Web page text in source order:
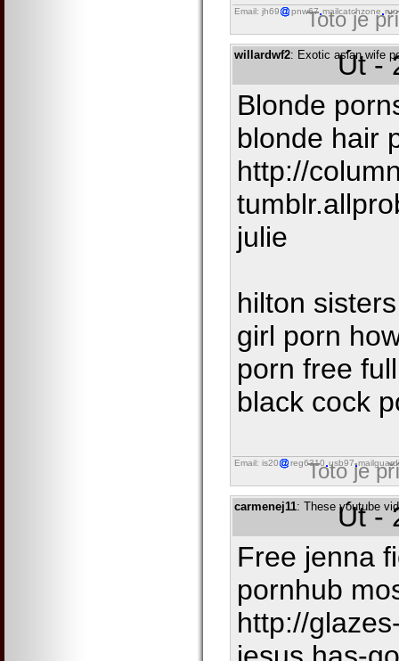
Email: jh69 pnw67 mailcatchzone run
Toto je
willardwf2: Exotic asian wife
Út -
Blonde
blonde hair
http://
julie
hilton
girl porn
porn free
black cock
Email: is20 reg6310 usb97
Toto je
carmenej11: These youtube
Út -
Free jenna
pornhub
http://